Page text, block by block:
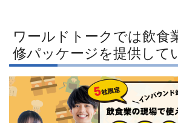
ワールドトークでは飲食
修パッケージを提供して